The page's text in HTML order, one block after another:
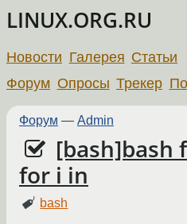
LINUX.ORG.RU
Новости Галерея Статьи
Форум Опросы Трекер
Форум — Admin
[bash]bash
for i in
bash